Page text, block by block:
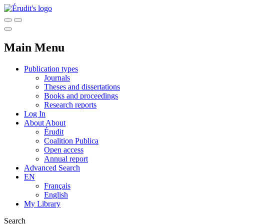
Main Menu
Publication types
Journals
Theses and dissertations
Books and proceedings
Research reports
Log In
About About
Érudit
Coalition Publica
Open access
Annual report
Advanced Search
EN
Français
English
My Library
Search